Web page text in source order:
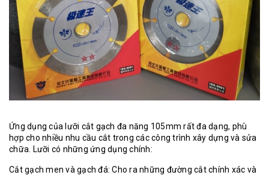
Ứng dụng của lưỡi cắt gạch đa năng 105mm rất đa dạng, phù
hợp cho nhiều nhu cầu cắt trong các công trình xây dựng và sửa
chữa. Lưỡi có những ứng dụng chính:
Cắt gạch men và gạch đá: Cho ra những đường cắt chính xác và